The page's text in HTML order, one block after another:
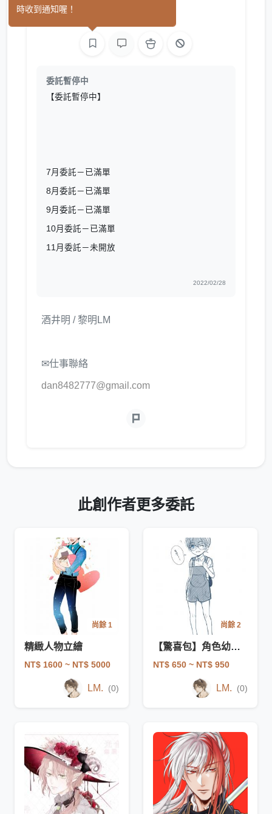
委託暫停中
【委託暫停中】
7月委託－已滿單
8月委託－已滿單
9月委託－已滿單
10月委託－已滿單
11月委託－未開放
2022/02/28
酒井明 / 黎明LM
✉仕事聯絡
dan8482777@gmail.com
此創作者更多委託
尚餘 1
精緻人物立繪
NT$ 1600 ~ NT$ 5000
LM. (0)
尚餘 2
【驚喜包】角色幼化【試水溫中】
NT$ 650 ~ NT$ 950
LM. (0)
時收到通知喔！